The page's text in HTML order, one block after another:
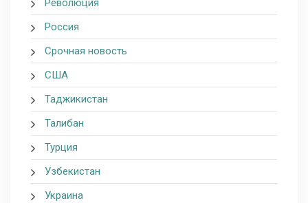
Революция
Россия
Срочная новость
США
Таджикистан
Талибан
Турция
Узбекистан
Украина